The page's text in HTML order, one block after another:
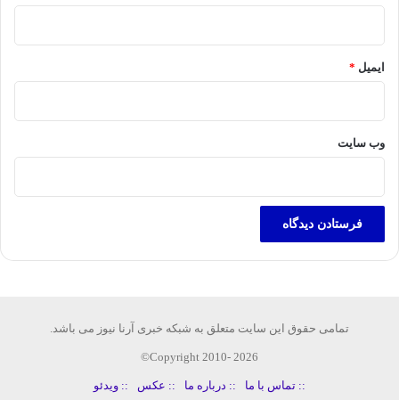
ایمیل *
وب‌ سایت
تمامی حقوق این سایت متعلق به شبکه خبری آرنا نیوز می باشد.
Copyright 2010- 2026©
:: تماس با ما :: درباره ما :: عکس :: ویدئو